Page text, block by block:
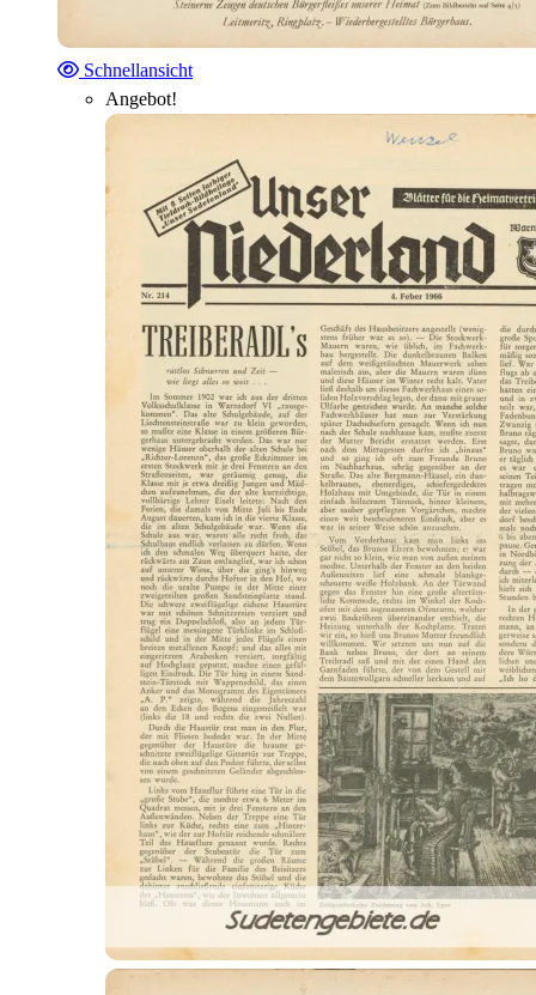
Schnellansicht
Angebot!